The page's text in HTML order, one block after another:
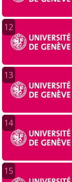
12
13
14
15